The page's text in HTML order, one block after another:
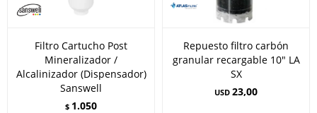
Filtro Cartucho Post
Mineralizador /
Alcalinizador (Dispensador)
Sanswell
$ 1.050
Repuesto filtro carbón
granular recargable 10" LA
SX
USD 23,00